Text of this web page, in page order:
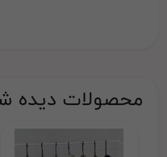
محصولات دیده